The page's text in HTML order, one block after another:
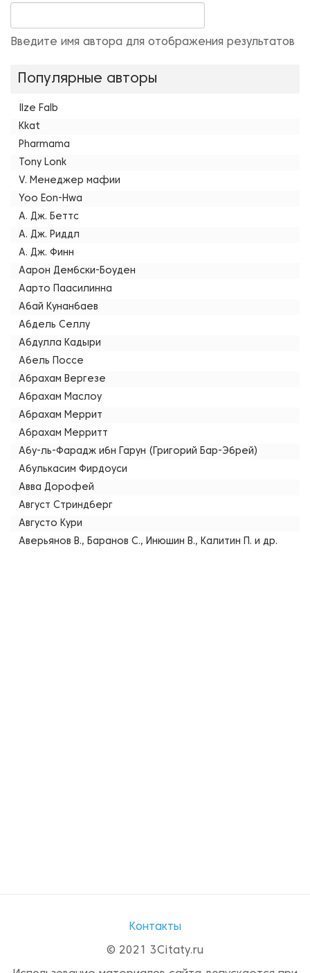
Введите имя автора для отображения результатов
Популярные авторы
Ilze Falb
Kkat
Pharmama
Tony Lonk
V. Менеджер мафии
Yoo Eon-Hwa
А. Дж. Беттс
А. Дж. Риддл
А. Дж. Финн
Аарон Дембски-Боуден
Аарто Паасилинна
Абай Кунанбаев
Абдель Селлу
Абдулла Кадыри
Абель Поссе
Абрахам Вергезе
Абрахам Маслоу
Абрахам Меррит
Абрахам Мерритт
Абу-ль-Фарадж ибн Гарун (Григорий Бар-Эбрей)
Абулькасим Фирдоуси
Авва Дорофей
Август Стриндберг
Августо Кури
Аверьянов В., Баранов С., Инюшин В., Калитин П. и др.
Контакты
© 2021 3Citaty.ru